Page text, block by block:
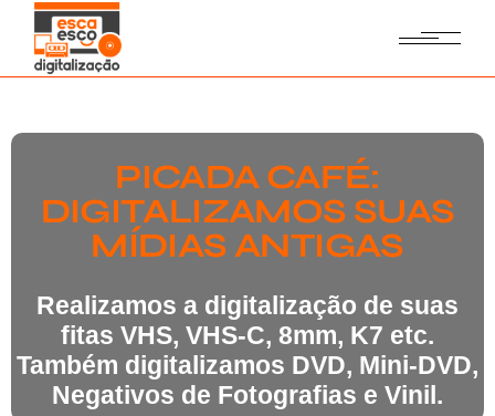
PICADA CAFÉ:
DIGITALIZAMOS SUAS
MÍDIAS ANTIGAS
Realizamos a digitalização de suas
fitas VHS, VHS-C, 8mm, K7 etc.
Também digitalizamos DVD, Mini-DVD,
Negativos de Fotografias e Vinil.